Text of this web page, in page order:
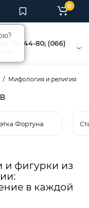
761-44-80; (066)
0
Мифология и религия
Фортуна
и фигурки из
в каждой